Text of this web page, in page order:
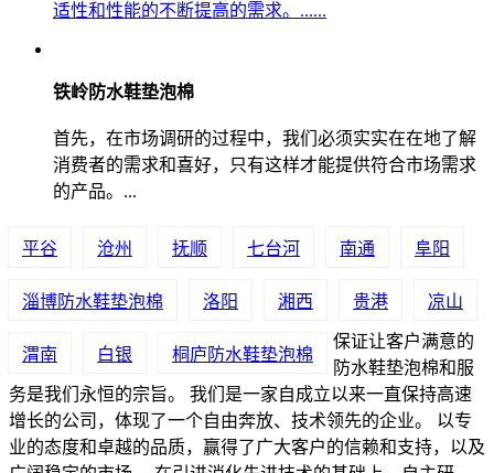
适性和性能的不断提高的需求。......
铁岭防水鞋垫泡棉
首先，在市场调研的过程中，我们必须实实在在地了解
消费者的需求和喜好，只有这样才能提供符合市场需求
的产品。...
平谷 沧州 抚顺 七台河 南通 阜阳
淄博防水鞋垫泡棉 洛阳 湘西 贵港 凉山
渭南 白银 桐庐防水鞋垫泡棉
保证让客户满意的
防水鞋垫泡棉和服
务是我们永恒的宗旨。 我们是一家自成立以来一直保持高速
增长的公司，体现了一个自由奔放、技术领先的企业。 以专
业的态度和卓越的品质，赢得了广大客户的信赖和支持，以及